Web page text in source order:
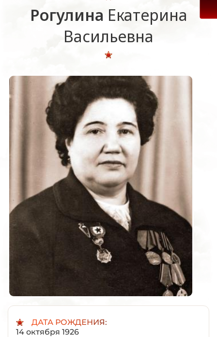
Рогулина Екатерина
Васильевна
ДАТА РОЖДЕНИЯ:
14 октября 1926